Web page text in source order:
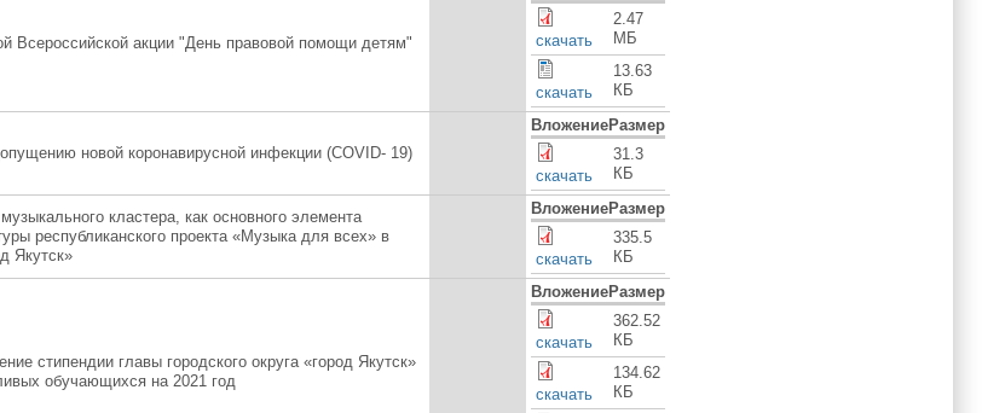
Всероссийской акции "День правовой помощи детям" скачать
2.47
МБ
скачать
13.63
КБ
новой коронавирусной инфекции (COVID- 19)
ВложениеРазмер
cкачать
31.3
КБ
кластера, как основного элемента
республиканского проекта «Музыка для всех» в
Якутск»
ВложениеРазмер
скачать
335.5
КБ
стипендии главы городского округа «город Якутск»
обучающихся на 2021 год
ВложениеРазмер
скачать
362.52
КБ
скачать
134.62
КБ